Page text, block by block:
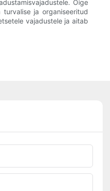
Õige
ja organiseeritud
vajadustele ja aitab